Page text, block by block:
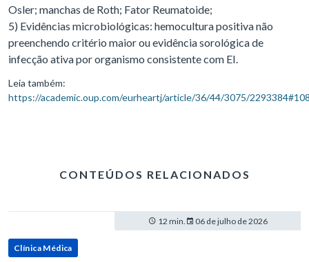
Osler; manchas de Roth; Fator Reumatoide;
5) Evidências microbiológicas: hemocultura positiva não
preenchendo critério maior ou evidência sorológica de
infecção ativa por organismo consistente com EI.
Leia também:
https://academic.oup.com/eurheartj/article/36/44/3075/
CONTEÚDOS RELACIONADOS
12 min. 06 de julho de 2026
Clínica Médica